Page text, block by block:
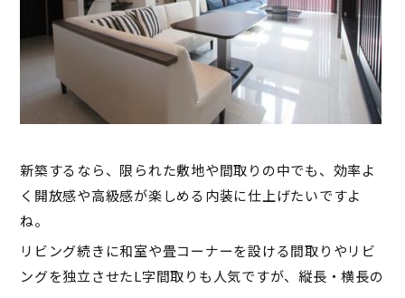
新築するなら、限られた敷地や間取りの中でも、効率よ
く開放感や高級感が楽しめる内装に仕上げたいですよ
ね。
リビング続きに和室や畳コーナーを設ける間取りやリビ
ングを独立させたL字間取りも人気ですが、縦長・横長の